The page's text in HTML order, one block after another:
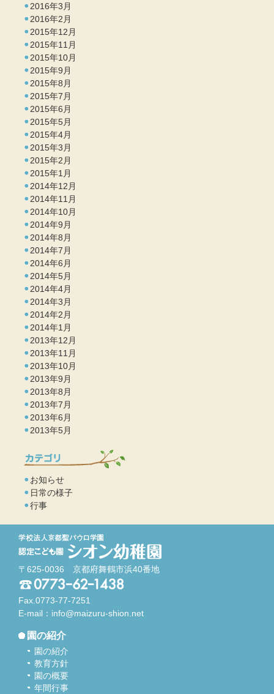
2016年3月
2016年2月
2015年12月
2015年11月
2015年10月
2015年9月
2015年8月
2015年7月
2015年6月
2015年5月
2015年4月
2015年3月
2015年2月
2015年1月
2014年12月
2014年11月
2014年10月
2014年9月
2014年8月
2014年7月
2014年6月
2014年5月
2014年4月
2014年3月
2014年2月
2014年1月
2013年12月
2013年11月
2013年10月
2013年9月
2013年8月
2013年7月
2013年6月
2013年5月
お知らせ
日常の様子
行事
〒625-0036 京都府舞鶴市浜40番地
Fax.0773-77-7251
E-mail： info@maizuru-shion.net
園の紹介
園の紹介
教育方針
園の概要
年間行事